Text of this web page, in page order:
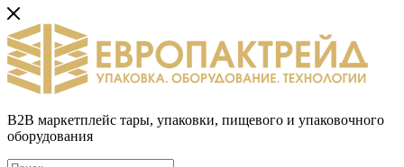
B2B маркетплейс тары, упаковки, пищевого и упаковочного
оборудования